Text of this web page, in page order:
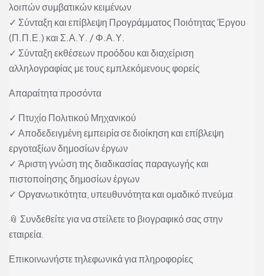
λοιπών συμβατικών κειμένων
✓ Σύνταξη και επίβλεψη Προγράμματος Ποιότητας Έργου
(Π.Π.Ε.) και Σ.Α.Υ. / Φ.Α.Υ.
✓ Σύνταξη εκθέσεων προόδου και διαχείριση
αλληλογραφίας με τους εμπλεκόμενους φορείς
Απαραίτητα προσόντα
✓ Πτυχίο Πολιτικού Μηχανικού
✓ Αποδεδειγμένη εμπειρία σε διοίκηση και επίβλεψη
εργοταξίων δημοσίων έργων
✓ Άριστη γνώση της διαδικασίας παραγωγής και
πιστοποίησης δημοσίων έργων
✓ Οργανωτικότητα, υπευθυνότητα και ομαδικό πνεύμα
📎 Συνδεθείτε για να στείλετε το βιογραφικό σας στην
εταιρεία.
Επικοινωνήστε τηλεφωνικά για πληροφορίες